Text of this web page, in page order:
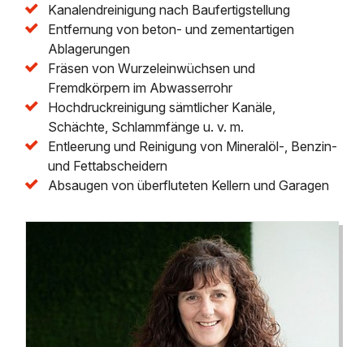
Kanalendreinigung nach Baufertigstellung
Entfernung von beton- und zementartigen
Ablagerungen
Fräsen von Wurzeleinwüchsen und
Fremdkörpern im Abwasserrohr
Hochdruckreinigung sämtlicher Kanäle,
Schächte, Schlammfänge u. v. m.
Entleerung und Reinigung von Mineralöl-, Benzin-
und Fettabscheidern
Absaugen von überfluteten Kellern und Garagen